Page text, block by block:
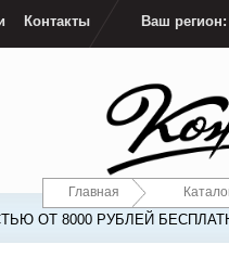
Контакты Ваш регион:
Главная
ОТ 8000 РУБЛЕЙ